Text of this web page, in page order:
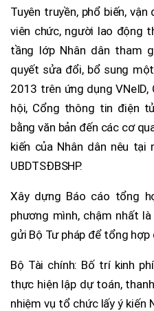
Tuyên truyền, phổ biến,
viên chức, người lao động
tầng lớp Nhân dân tham
quyết sửa đổi, bổ sung
2013 trên ứng dụng
hội, Cổng thông tin điện
bằng văn bản đến các cơ
kiến của Nhân dân nêu
UBDTSĐBSHP.
Xây dựng Báo cáo tổng
phương mình, chậm nhất
gửi Bộ Tư pháp để tổng hợp
Bộ Tài chính: Bố trí kinh
thực hiện lập dự toán,
nhiệm vụ tổ chức lấy ý kiến